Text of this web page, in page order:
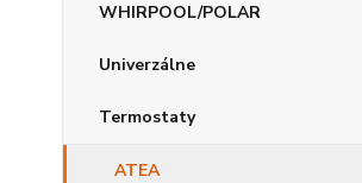
WHIRPOOL/POLAR
Univerzálne
Termostaty
ATEA